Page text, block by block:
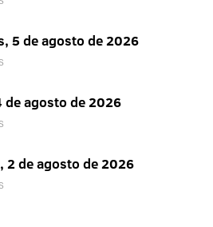
5 de agosto de 2026
de agosto de 2026
2 de agosto de 2026